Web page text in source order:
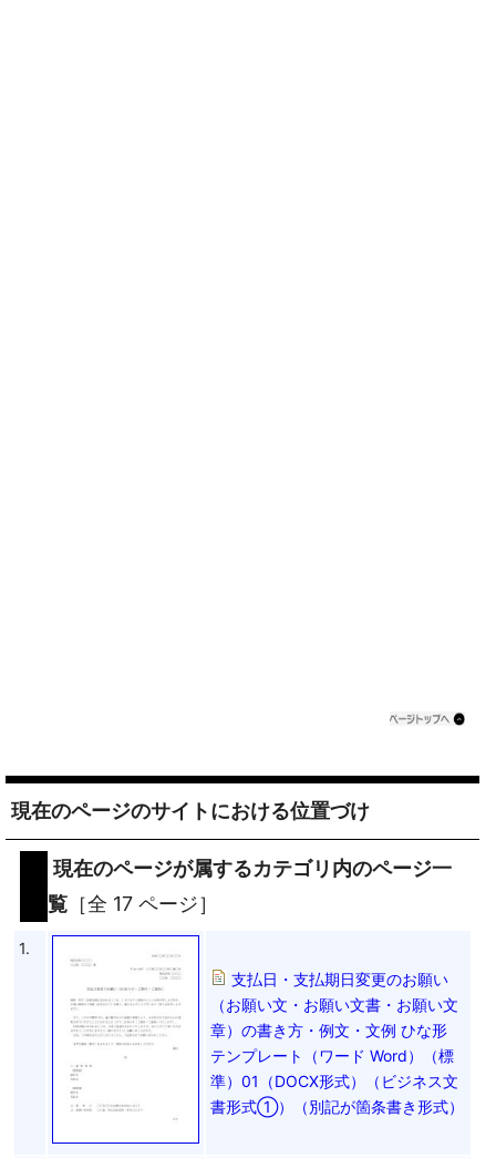
現在のページのサイトにおける位置づけ
現在のページが属するカテゴリ内のページ一
覧 ［全 17 ページ］
1.
支払日・支払期日変更のお願い
（お願い文・お願い文書・お願い文
章）の書き方・例文・文例 ひな形
テンプレート（ワード Word）（標
準）01（DOCX形式）（ビジネス文
書形式①）（別記が箇条書き形式）